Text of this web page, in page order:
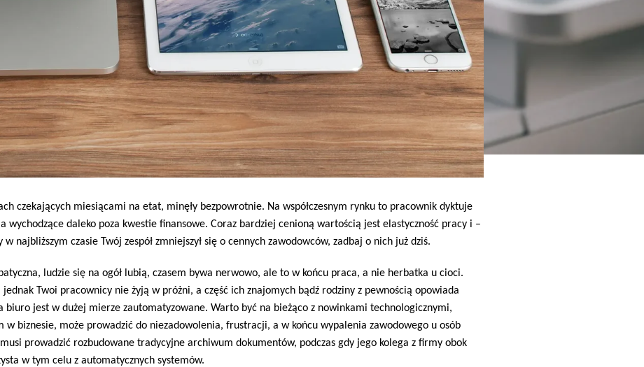
czekających miesiącami na etat, minęły bezpowrotnie. Na współczesnym rynku to pracownik dyktuje
daleko poza kwestie finansowe. Coraz bardziej cenioną wartością jest elastyczność pracy i –
najbliższym czasie Twój zespół zmniejszył się o cennych zawodowców, zadbaj o nich już dziś.
ludzie się na ogół lubią, czasem bywa nerwowo, ale to w końcu praca, a nie herbatka u cioci.
Twoi pracownicy nie żyją w próżni, a część ich znajomych bądź rodziny z pewnością opowiada
biuro jest w dużej mierze zautomatyzowane. Warto być na bieżąco z nowinkami technologicznymi,
w biznesie, może prowadzić do niezadowolenia, frustracji, a w końcu wypalenia zawodowego u osób
prowadzić rozbudowane tradycyjne archiwum dokumentów, podczas gdy jego kolega z firmy obok
w tym celu z automatycznych systemów.